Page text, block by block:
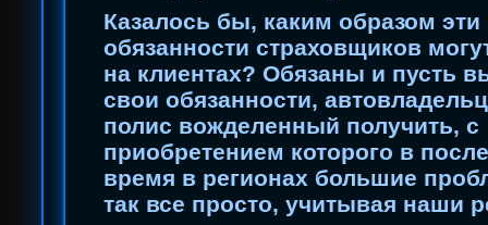
Казалось бы, каким образом эти
обязанности страховщиков
на клиентах? Обязаны и пусть
свои обязанности,
полис вожделенный получить, с
приобретением которого в
время в регионах большие
так все просто, учитывая наши